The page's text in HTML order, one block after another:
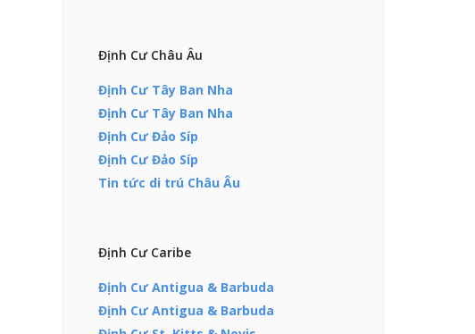
Định Cư Châu Âu
Định Cư Tây Ban Nha
Định Cư Tây Ban Nha
Định Cư Đảo Síp
Định Cư Đảo Síp
Tin tức di trú Châu Âu
Định Cư Caribe
Định Cư Antigua & Barbuda
Định Cư Antigua & Barbuda